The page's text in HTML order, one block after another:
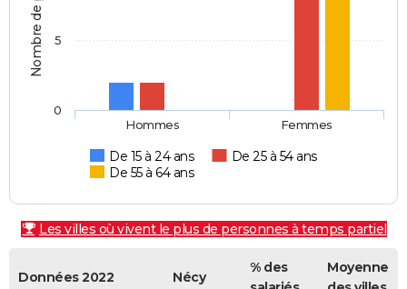
De 15 à 24 ans
De 25 à 54 ans
De 55 à 64 ans
Hommes Femmes
0
5
Les villes où vivent le plus de personnes à temps partiel
Données 2022 Nécy
% des
Moyenne